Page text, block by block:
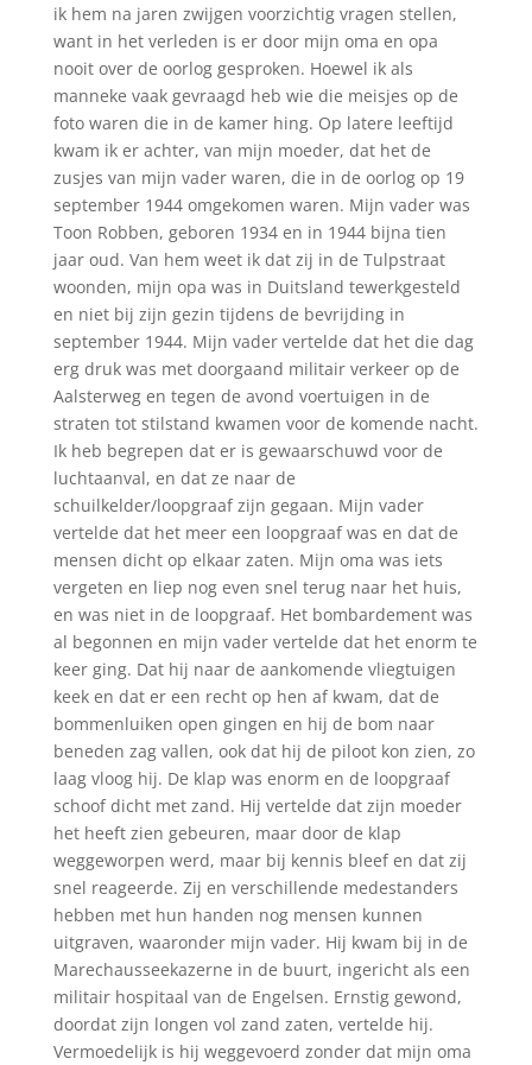
ik hem na jaren zwijgen voorzichtig vragen stellen,
want in het verleden is er door mijn oma en opa
nooit over de oorlog gesproken. Hoewel ik als
manneke vaak gevraagd heb wie die meisjes op de
foto waren die in de kamer hing. Op latere leeftijd
kwam ik er achter, van mijn moeder, dat het de
zusjes van mijn vader waren, die in de oorlog op 19
september 1944 omgekomen waren. Mijn vader was
Toon Robben, geboren 1934 en in 1944 bijna tien
jaar oud. Van hem weet ik dat zij in de Tulpstraat
woonden, mijn opa was in Duitsland tewerkgesteld
en niet bij zijn gezin tijdens de bevrijding in
september 1944. Mijn vader vertelde dat het die dag
erg druk was met doorgaand militair verkeer op de
Aalsterweg en tegen de avond voertuigen in de
straten tot stilstand kwamen voor de komende nacht.
Ik heb begrepen dat er is gewaarschuwd voor de
luchtaanval, en dat ze naar de
schuilkelder/loopgraaf zijn gegaan. Mijn vader
vertelde dat het meer een loopgraaf was en dat de
mensen dicht op elkaar zaten. Mijn oma was iets
vergeten en liep nog even snel terug naar het huis,
en was niet in de loopgraaf. Het bombardement was
al begonnen en mijn vader vertelde dat het enorm te
keer ging. Dat hij naar de aankomende vliegtuigen
keek en dat er een recht op hen af kwam, dat de
bommenluiken open gingen en hij de bom naar
beneden zag vallen, ook dat hij de piloot kon zien, zo
laag vloog hij. De klap was enorm en de loopgraaf
schoof dicht met zand. Hij vertelde dat zijn moeder
het heeft zien gebeuren, maar door de klap
weggeworpen werd, maar bij kennis bleef en dat zij
snel reageerde. Zij en verschillende medestanders
hebben met hun handen nog mensen kunnen
uitgraven, waaronder mijn vader. Hij kwam bij in de
Marechausseekazerne in de buurt, ingericht als een
militair hospitaal van de Engelsen. Ernstig gewond,
doordat zijn longen vol zand zaten, vertelde hij.
Vermoedelijk is hij weggevoerd zonder dat mijn oma